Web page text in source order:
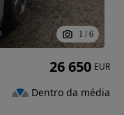
1 / 6
26 650 EUR
Dentro da média